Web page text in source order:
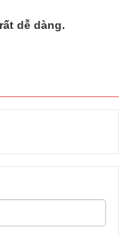
dễ dàng.